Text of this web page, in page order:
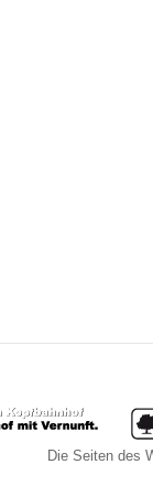
Die Seiten des